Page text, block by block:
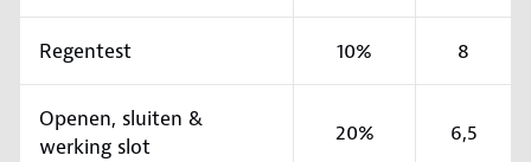
Regentest 10% 8
Openen, sluiten &
werking slot
20% 6,5